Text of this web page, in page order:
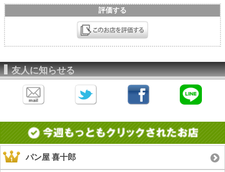
評価する
友人に知らせる
パン屋 喜十郎